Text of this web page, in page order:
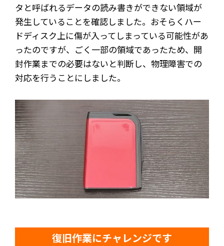
タと呼ばれるデータの読み書きができない領域が
発生していることを確認しました。おそらくハー
ドディスク上に傷が入ってしまっている可能性があ
ったのですが、ごく一部の領域であったため、開
封作業までの必要はないと判断し、物理障害での
対応を行うことにしました。
復旧作業にチャレンジです